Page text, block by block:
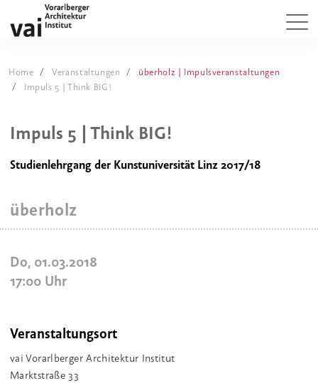
Home Veranstaltungen
überholz | Impulsveranstaltungen
Impuls 5 | Think BIG!
Impuls 5 | Think BIG!
Studienlehrgang der Kunstuniversität Linz 2017/18
überholz
Do, 01.03.2018
17:00 Uhr
Veranstaltungsort
vai Vorarlberger Architektur Institut
Marktstraße 33